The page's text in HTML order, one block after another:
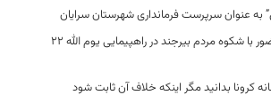
عنوان سرپرست فرمانداری شهرستان سرایان
نمایش اتحاد و اقتدار حضور با شکوه مردم بیرجند در راهپیمایی یوم الله 22
کرونا بدانید مگر اینکه خلاف آن ثابت شود